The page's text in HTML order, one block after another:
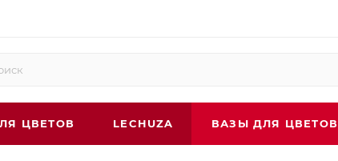
ЦВЕТОВ LECHUZA ВАЗЫ ДЛЯ ЦВЕТОВ